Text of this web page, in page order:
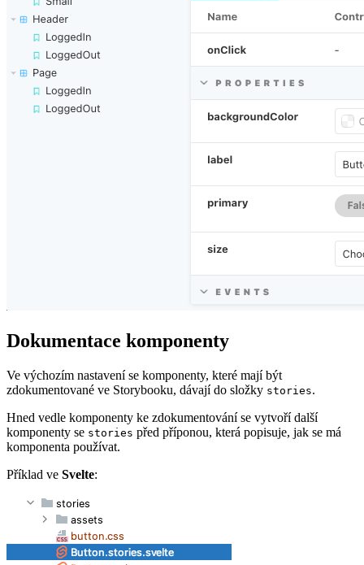
Dokumentace komponenty
Ve výchozím nastavení se komponenty, které mají být
zdokumentované ve Storybooku, dávají do složky stories.
Hned vedle komponenty ke zdokumentování se vytvoří další
komponenty se stories před příponou, která popisuje, jak se má
komponenta používat.
Příklad ve Svelte: